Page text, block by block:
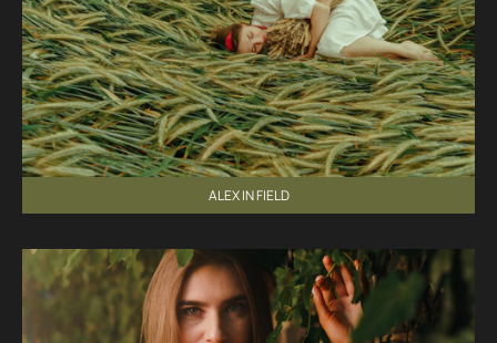
ALEX IN FIELD